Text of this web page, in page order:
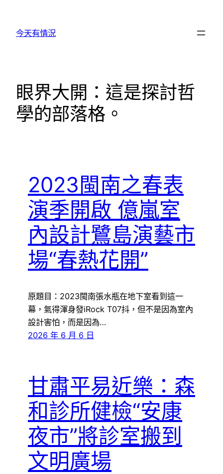
今天有情況
眼界大開：這是探討哲
學的部落格。
2023閩南之春表
演季開啟 億嵐室
內設計鷺島演藝市
場“春熱花開”
原題目：2023閩南張水瓶在地下室看到這一
幕，氣得渾身發iRock T07抖，但不是因為室內
設計害怕，而是因為…
2026 年 6 月 6 日
甘肅平易近樂：森
和診所健檢“安康
夜市”將診室搬到
文明廣場